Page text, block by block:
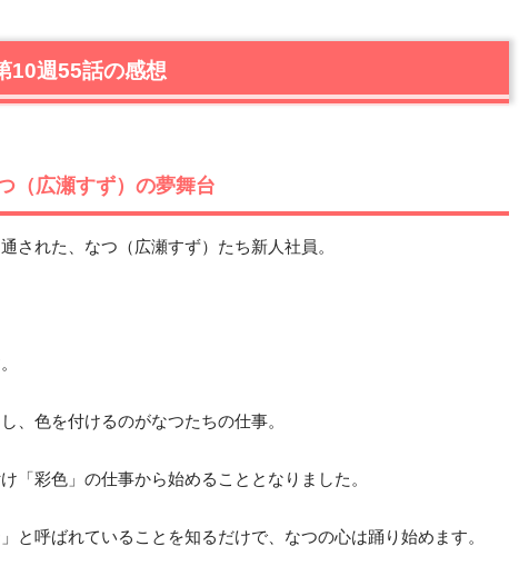
10週55話の感想
（広瀬すず）の夢舞台
された、なつ（広瀬すず）たち新人社員。
、色を付けるのがなつたちの仕事。
「彩色」の仕事から始めることとなりました。
と呼ばれていることを知るだけで、なつの心は踊り始めます。